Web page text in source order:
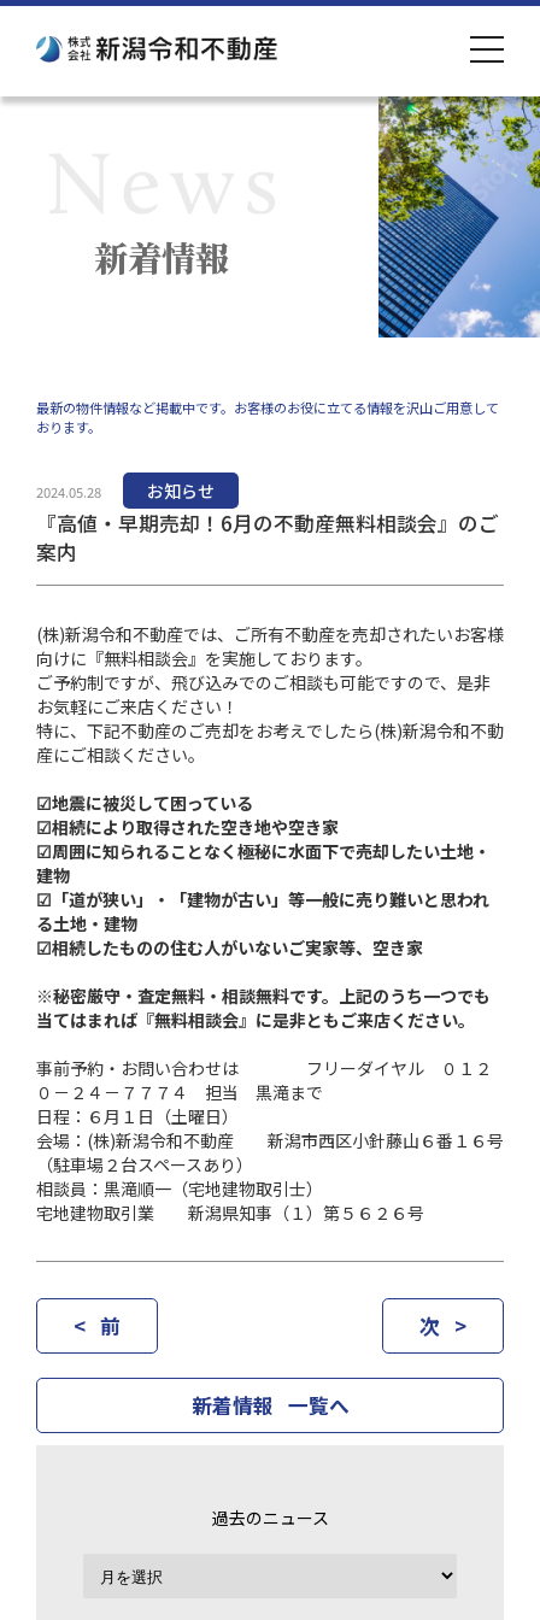
toggle
新着情報
最新の物件情報など掲載中です。お客様のお役に立てる情報を沢山ご用意して
おります。
2024.05.28 お知らせ
『高値・早期売却！6月の不動産無料相談会』のご
案内
(株)新潟令和不動産では、ご所有不動産を売却されたいお客様
向けに『無料相談会』を実施しております。
ご予約制ですが、飛び込みでのご相談も可能ですので、是非
お気軽にご来店ください！
特に、下記不動産のご売却をお考えでしたら(株)新潟令和不動
産にご相談ください。
☑地震に被災して困っている
☑相続により取得された空き地や空き家
☑周囲に知られることなく極秘に水面下で売却したい土地・
建物
☑「道が狭い」・「建物が古い」等一般に売り難いと思われ
る土地・建物
☑相続したものの住む人がいないご実家等、空き家
※秘密厳守・査定無料・相談無料です。上記のうち一つでも
当てはまれば『無料相談会』に是非ともご来店ください。
事前予約・お問い合わせは フリーダイヤル ０１２
０－２４－７７７４ 担当 黒滝まで
日程：６月１日（土曜日）
会場：(株)新潟令和不動産 新潟市西区小針藤山６番１６号
（駐車場２台スペースあり）
相談員：黒滝順一（宅地建物取引士）
宅地建物取引業 新潟県知事（１）第５６２６号
< 前 次 >
新着情報 一覧へ
過去のニュース